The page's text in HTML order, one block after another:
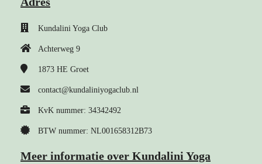
Kundalini Yoga Club
Achterweg 9
1873 HE Groet
contact@kundaliniyogaclub.nl
KvK nummer: 34342492
BTW nummer: NL001658312B73
Meer informatie over Kundalini Yoga